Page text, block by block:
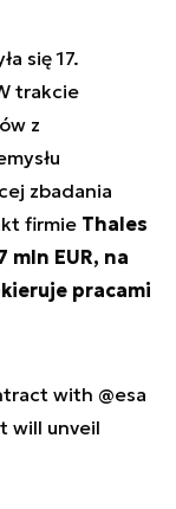
się 17.
trakcie
z
zbadania
firmie Thales
mln EUR, na
pracami
with @esa
will unveil